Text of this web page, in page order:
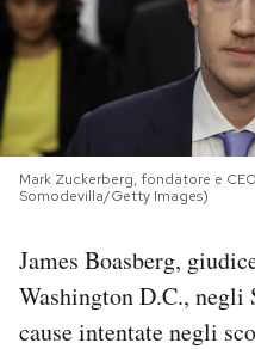
NEWSLETTER
I MIEI PREFERITI
SHOP
CALENDARIO
AREA PERSONALE
Mark Zuckerberg, fondatore e
Somodevilla/Getty Images)
James Boasberg,
Washington D.C.,
cause intentate negli